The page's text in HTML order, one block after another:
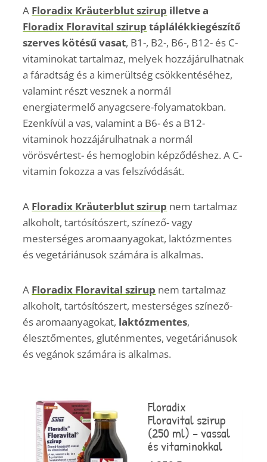
A Floradix Kräuterblut szirup illetve a
Floradix Floravital szirup táplálékkiegészítő
szerves kötésű vasat, B1-, B2-, B6-, B12- és C-
vitaminokat tartalmaz, melyek hozzájárulhatnak
a fáradtság és a kimerültség csökkentéséhez,
valamint részt vesznek a normál
energiatermelő anyagcsere-folyamatokban.
Ezenkívül a vas, valamint a B6- és a B12-
vitaminok hozzájárulhatnak a normál
vörösvértest- és hemoglobin képződéshez. A C-
vitamin fokozza a vas felszívódását.
A Floradix Kräuterblut szirup nem tartalmaz
alkoholt, tartósítószert, színező- vagy
mesterséges aromaanyagokat, laktózmentes
és vegetáriánusok számára is alkalmas.
A Floradix Floravital szirup nem tartalmaz
alkoholt, tartósítószert, mesterséges színező-
és aromaanyagokat, laktózmentes,
élesztőmentes, gluténmentes, vegetáriánusok
és vegánok számára is alkalmas.
Floradix
Floravital szirup
(250 ml) – vassal
és vitaminokkal